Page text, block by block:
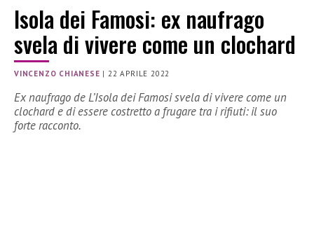
Isola dei Famosi: ex naufrago
svela di vivere come un clochard
VINCENZO CHIANESE |22 APRILE 2022
Ex naufrago de L’Isola dei Famosi svela di vivere come un
clochard e di essere costretto a frugare tra i rifiuti: il suo
forte racconto.